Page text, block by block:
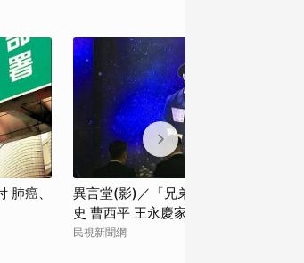
肺癌、
異言堂(影)／「兄弟姊妹特留分」走入歷
史 曹西平 王永慶家族都曾受害
民視新聞網